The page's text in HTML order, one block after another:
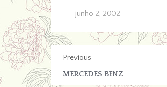
junho 2, 2002
Previous
MERCEDES BENZ